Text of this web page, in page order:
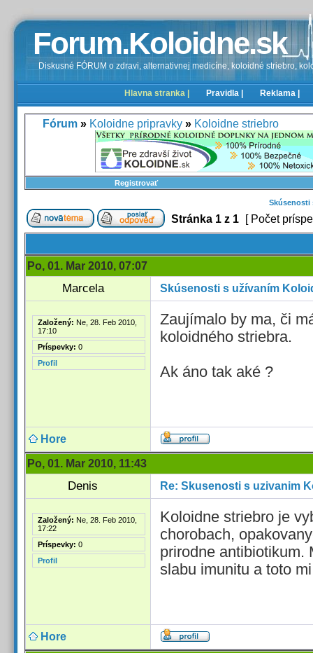
Forum.Koloidne.sk
Diskusné FÓRUM o zdravi, alternativnej medicíne, koloidné striebro,
Hlavna stranka | Pravidla | Reklama |
Fórum » Koloidne pripravky » Koloidne striebro
Registrovať
Skúsenosti
Stránka 1 z 1 [ Počet
Po, 01. Mar 2010, 07:07
Marcela Skúsenosti s užívaním
Založený: Ne, 28. Feb 2010,
17:10
Príspevky: 0
Profil
Zaujímalo by ma, či
koloidného striebra.
Ak áno tak aké ?
Hore
Po, 01. Mar 2010, 11:43
Denis Re: Skusenosti s uzivanim
Založený: Ne, 28. Feb 2010,
17:22
Príspevky: 0
Profil
Koloidne striebro je
chorobach,
prirodne antibiotikum.
slabu imunitu a toto
Hore